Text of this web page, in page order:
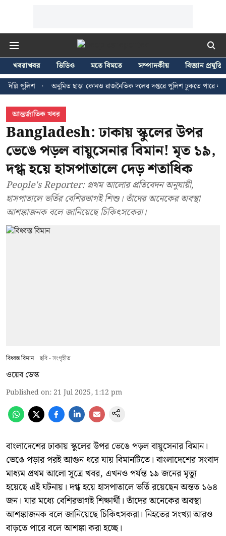
খবরাখবর ভিডিও মতে বিমতে সম্পাদকীয়
বিজ্ঞান প্রযুক্তি
পুলিশ
অনুমিত ছাড়া কোনও রাজনৈতিক দলের দপ্তরে পুলিশ ঢুকতে পারে না - জন
আন্তর্জাতিক খবর
Bangladesh: ঢাকায় স্কুলের উপর
ভেঙে পড়ল বায়ুসেনার বিমান! মৃত ১৯,
দগ্ধ হয়ে হাসপাতালে দেড় শতাধিক
People's Reporter: প্রথম আলোর প্রতিবেদন অনুযায়ী,
হাসপাতালে ভর্তির বেশিরভাগই শিশু। তাঁদের অনেকের অবস্থা
আশঙ্কাজনক বলে জানিয়েছে চিকিৎসকেরা।
বিধ্বস্ত বিমান ছবি - সংগৃহীত
ওয়েব ডেস্ক
Published on: 21 Jul 2025, 1:12 pm
বাংলাদেশের ঢাকায় স্কুলের উপর ভেঙে পড়ল বায়ুসেনার বিমান।
ভেঙে পড়ার পরই আগুন ধরে যায় বিমানটিতে। বাংলাদেশের সংবাদ
মাধ্যম প্রথম আলো সূত্রে খবর, এখনও পর্যন্ত ১৯ জনের মৃত্যু
হয়েছে এই ঘটনায়। দগ্ধ হয়ে হাসপাতালে ভর্তি রয়েছেন অন্তত ১৬৪
জন। যার মধ্যে বেশিরভাগই শিক্ষার্থী। তাঁদের অনেকের অবস্থা
আশঙ্কাজনক বলে জানিয়েছে চিকিৎসকরা। নিহতের সংখ্যা আরও
বাড়তে পারে বলে আশঙ্কা করা হচ্ছে।